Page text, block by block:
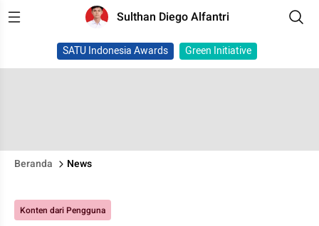
Sulthan Diego Alfantri
SATU Indonesia Awards Green Initiative
Beranda News
Konten dari Pengguna